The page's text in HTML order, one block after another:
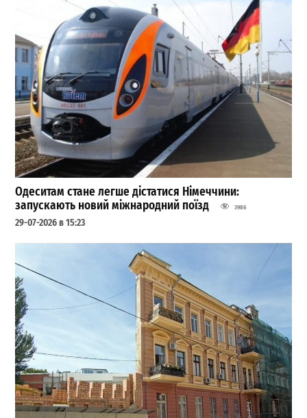
Одеситам стане легше дістатися Німеччини:
запускають новий міжнародний поїзд
3986
29-07-2026 в 15:23